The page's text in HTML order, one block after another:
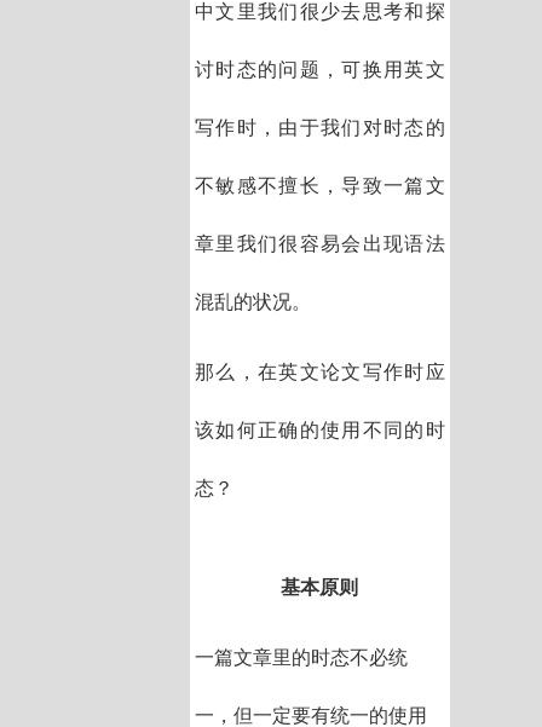
中文里我们很少去思考和探
讨时态的问题，可换用英文
写作时，由于我们对时态的
不敏感不擅长，导致一篇文
章里我们很容易会出现语法
混乱的状况。
那么，在英文论文写作时应
该如何正确的使用不同的时
态？
基本原则
一篇文章里的时态不必统
一，但一定要有统一的使用